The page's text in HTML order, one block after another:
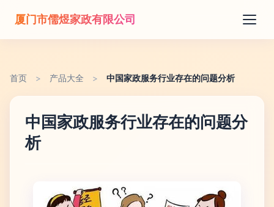
厦门市儒煜家政有限公司
首页 > 产品大全 > 中国家政服务行业存在的问题分析
中国家政服务行业存在的问题分
析